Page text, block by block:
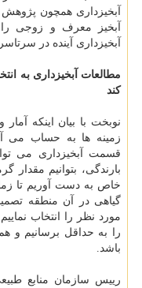
آبخیزداری همچون
آبخیز معرف و زوجی را
آبخیزداری آینده در
مطالعات آبخیزداری به
کند
نوبخت با بیان اینکه
زمینه ها به حساب می
قسمت آبخیزداری می
بارندگی، بتوانیم
خاص به دست آوریم تا
گیاهی در آن منطقه
مورد نظر را انتخاب
را به حداقل برسانیم و
باشد.
رییس سازمان منابع